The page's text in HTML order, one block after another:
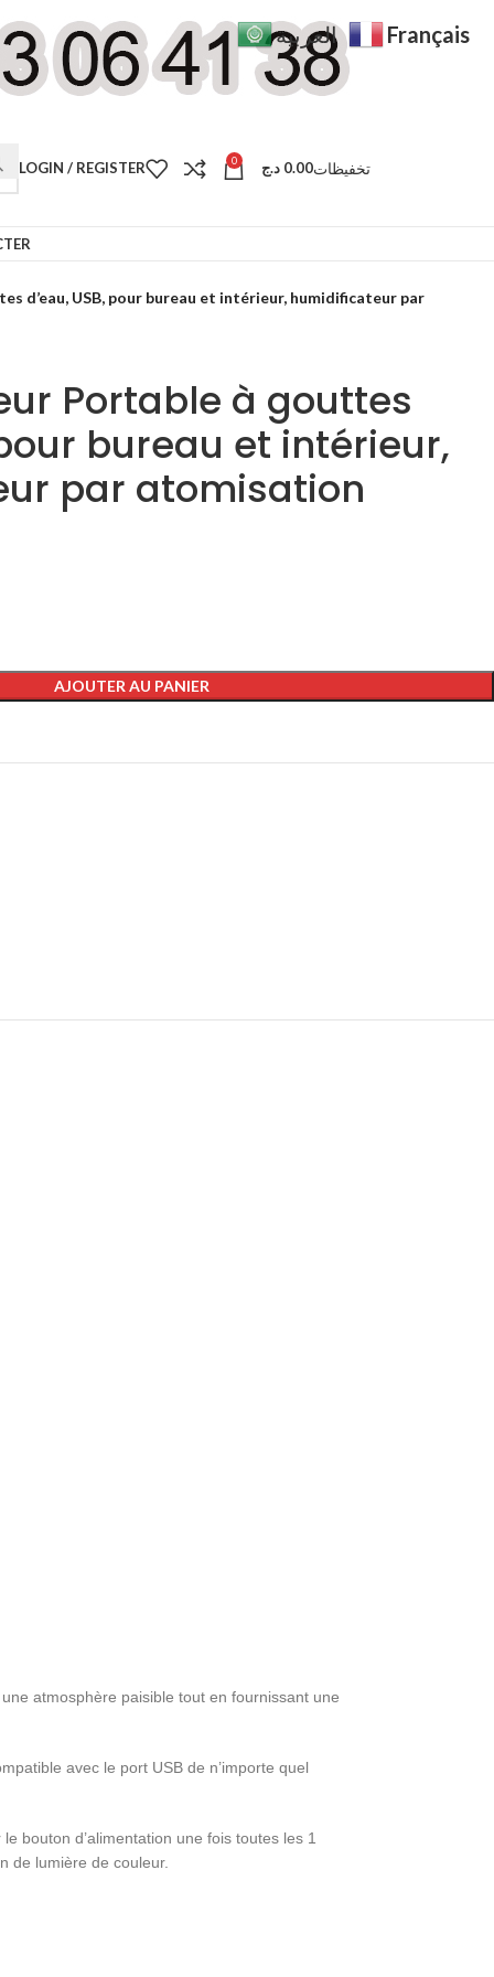
LOGIN / REGISTER 0 0.00 د.ج تخفيظات
d’eau, USB, pour bureau et intérieur, humidificateur par
Portable à gouttes
bureau et intérieur,
par atomisation
AJOUTER AU PANIER
atmosphère paisible tout en fournissant une
avec le port USB de n’importe quel
bouton d’alimentation une fois toutes les 1
de lumière de couleur.
العربية Français